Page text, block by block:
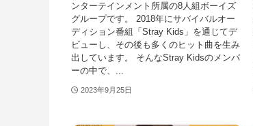
ンターテインメント所属の8人組ボーイズ
グループです。 2018年にサバイバルオー
ディション番組「Stray Kids」を通じてデ
ビューし、その後も多くのヒット曲を生み
出しています。 そんなStray Kidsのメンバ
ーの中で、...
2023年9月25日